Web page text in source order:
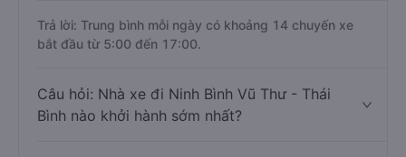
Trả lời: Trung bình mỗi ngày có khoảng 14 chuyến xe
bắt đầu từ 5:00 đến 17:00.
Câu hỏi: Nhà xe đi Ninh Bình Vũ Thư - Thái
Bình nào khởi hành sớm nhất?